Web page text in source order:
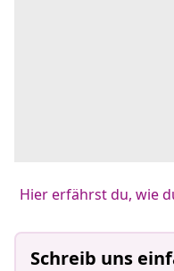
Hier erfährst du, wie
Schreib uns